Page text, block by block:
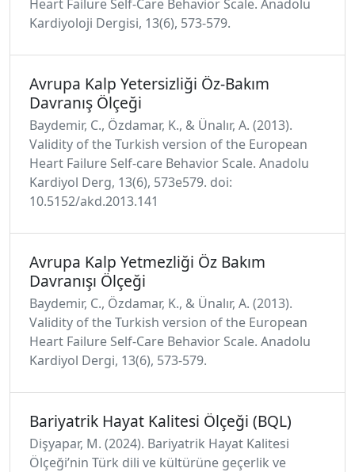
Heart Failure Self-Care Behavior Scale. Anadolu
Kardiyoloji Dergisi, 13(6), 573-579.
Avrupa Kalp Yetersizliği Öz-Bakım
Davranış Ölçeği
Baydemir, C., Özdamar, K., & Ünalır, A. (2013).
Validity of the Turkish version of the European
Heart Failure Self-care Behavior Scale. Anadolu
Kardiyol Derg, 13(6), 573e579. doi:
10.5152/akd.2013.141
Avrupa Kalp Yetmezliği Öz Bakım
Davranışı Ölçeği
Baydemir, C., Özdamar, K., & Ünalır, A. (2013).
Validity of the Turkish version of the European
Heart Failure Self-Care Behavior Scale. Anadolu
Kardiyol Dergi, 13(6), 573-579.
Bariyatrik Hayat Kalitesi Ölçeği (BQL)
Dişyapar, M. (2024). Bariyatrik Hayat Kalitesi
Ölçeği’nin Türk dili ve kültürüne geçerlik ve